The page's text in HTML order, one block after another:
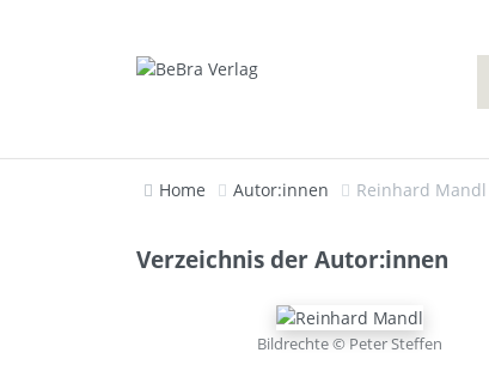
Home Autor:innen Reinhard Mandl
Verzeichnis der Autor:innen
Bildrechte © Peter Steffen